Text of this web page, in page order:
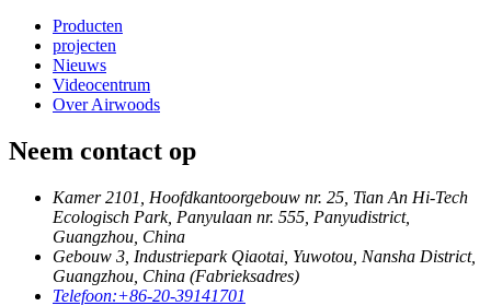
Producten
projecten
Nieuws
Videocentrum
Over Airwoods
Neem contact op
Kamer 2101, Hoofdkantoorgebouw nr. 25, Tian An Hi-Tech
Ecologisch Park, Panyulaan nr. 555, Panyudistrict,
Guangzhou, China
Gebouw 3, Industriepark Qiaotai, Yuwotou, Nansha District,
Guangzhou, China (Fabrieksadres)
Telefoon:+86-20-39141701